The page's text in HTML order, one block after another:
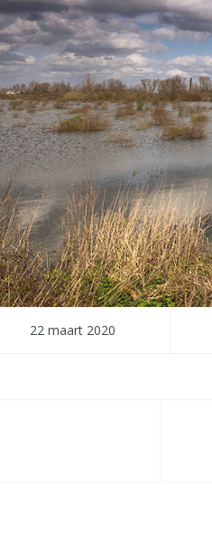
22 maart 2020